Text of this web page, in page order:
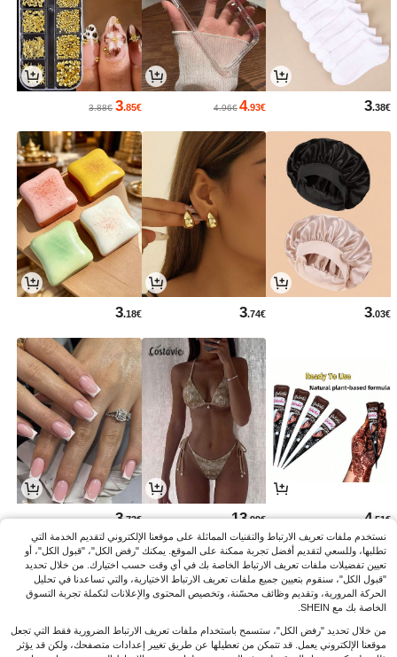
3.38€
4.93€
4.96€
3.85€
3.88€
3.03€
3.74€
3.18€
4.51€
13.99€
3.73€
نستخدم ملفات تعريف الارتباط والتقنيات المماثلة على موقعنا الإلكتروني لتقديم الخدمة التي
تطلبها، وللسعي لتقديم أفضل تجربة ممكنة على الموقع. يمكنك "رفض الكل"، "قبول الكل"، أو
تعيين تفضيلات ملفات تعريف الارتباط الخاصة بك في أي وقت حسب اختيارك. من خلال تحديد
"قبول الكل"، سنقوم بتعيين جميع ملفات تعريف الارتباط الاختيارية، والتي تساعدنا في تحليل
الحركة المرورية، وتقديم وظائف محسّنة، وتخصيص المحتوى والإعلانات لتكملة تجربة التسوق
الخاصة بك مع SHEIN.
من خلال تحديد "رفض الكل"، ستسمح باستخدام ملفات تعريف الارتباط الضرورية فقط التي تجعل
موقعنا الإلكتروني يعمل. قد تتمكن من تعطيلها عن طريق تغيير إعدادات متصفحك، ولكن قد يؤثر